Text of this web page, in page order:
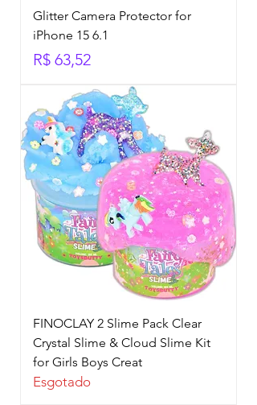
Glitter Camera Protector for
iPhone 15 6.1
Preço
R$ 63,52
FINOCLAY 2 Slime Pack Clear
Crystal Slime & Cloud Slime Kit
for Girls Boys Creat
Esgotado